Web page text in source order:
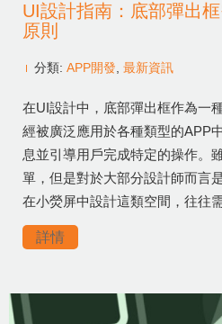
UI設計指南：底部彈出
原則
分類: APP開發 最新資訊
在UI設計中，底部彈出框作為一
經被廣泛應用於各種類型的APP
息並引導用戶完成特定的操作。
單，但是對於大部分設計師而言
在小熒屏中設計這類空間，往往
詳情